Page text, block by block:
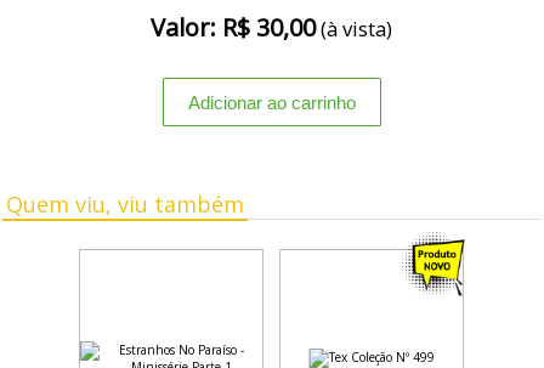
Valor: R$ 30,00(à vista)
Quem viu, viu também